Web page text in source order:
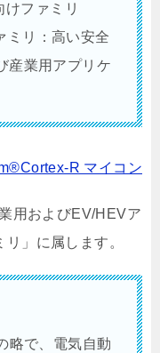
ファミリ
リ：高い安全
産業用アプリケ
R マイコン
用およびEV/HEVア
」に属します。
略で、電気自動